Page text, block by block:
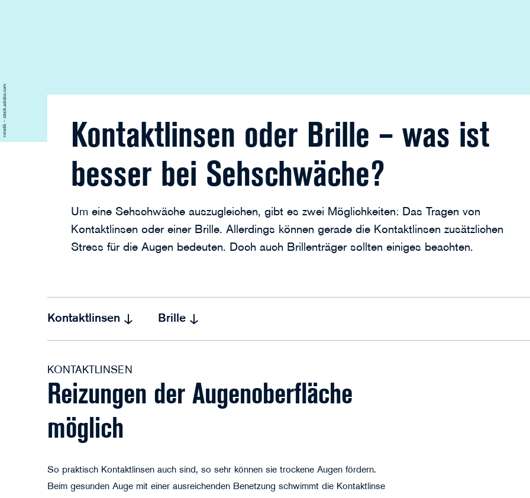
ronstik - stock.adobe.com
Kontaktlinsen oder Brille – was ist
besser bei Sehschwäche?
Um eine Sehschwäche auszugleichen, gibt es zwei Möglichkeiten: Das Tragen von
Kontaktlinsen oder einer Brille. Allerdings können gerade die Kontaktlinsen zusätzlichen
Stress für die Augen bedeuten. Doch auch Brillenträger sollten einiges beachten.
Kontaktlinsen Brille
KONTAKTLINSEN
Reizungen der Augenoberfläche
möglich
So praktisch Kontaktlinsen auch sind, so sehr können sie trockene Augen fördern.
Beim gesunden Auge mit einer ausreichenden Benetzung schwimmt die Kontaktlinse
©llhedgehogll - stock.adobe.com